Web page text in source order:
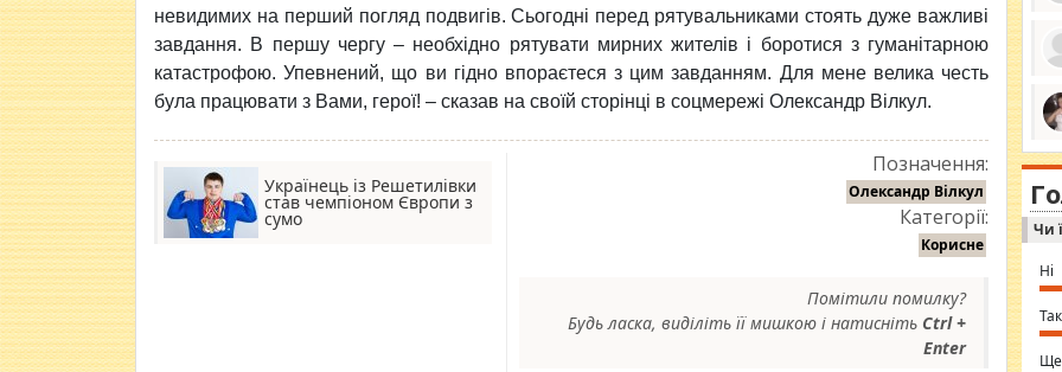
невидимих на перший погляд подвигів. Сьогодні перед рятувальниками стоять дуже важливі
завдання. В першу чергу – необхідно рятувати мирних жителів і боротися з гуманітарною
катастрофою. Упевнений, що ви гідно впораєтеся з цим завданням. Для мене велика честь
була працювати з Вами, герої! – сказав на своїй сторінці в соцмережі Олександр Вілкул.
Українець із Решетилівки
став чемпіоном Європи з
сумо
Позначення:
Олександр Вілкул
Категорії:
Корисне
Помітили помилку?
Будь ласка, виділіть її мишкою і натисніть Ctrl +
Enter
за
ми
in
⇒
Чи
Ні
Так
Ще